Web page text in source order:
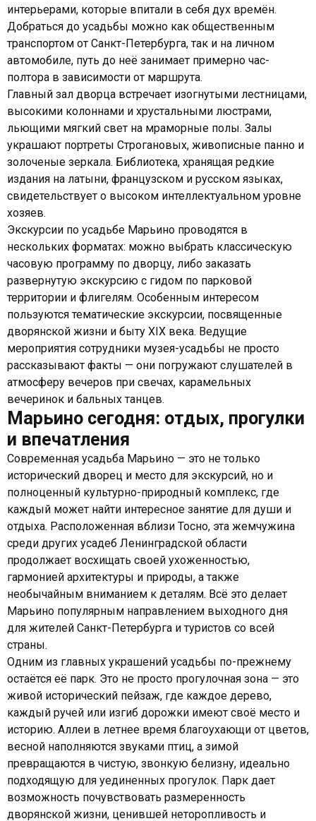
интерьерами, которые впитали в себя дух времён.
Добраться до усадьбы можно как общественным
транспортом от Санкт-Петербурга, так и на личном
автомобиле, путь до неё занимает примерно час-
полтора в зависимости от маршрута.
Главный зал дворца встречает изогнутыми лестницами,
высокими колоннами и хрустальными люстрами,
льющими мягкий свет на мраморные полы. Залы
украшают портреты Строгановых, живописные панно и
золоченые зеркала. Библиотека, хранящая редкие
издания на латыни, французском и русском языках,
свидетельствует о высоком интеллектуальном уровне
хозяев.
Экскурсии по усадьбе Марьино проводятся в
нескольких форматах: можно выбрать классическую
часовую программу по дворцу, либо заказать
развернутую экскурсию с гидом по парковой
территории и флигелям. Особенным интересом
пользуются тематические экскурсии, посвященные
дворянской жизни и быту XIX века. Ведущие
мероприятия сотрудники музея-усадьбы не просто
рассказывают факты — они погружают слушателей в
атмосферу вечеров при свечах, карамельных
вечеринок и бальных танцев.
Марьино сегодня: отдых, прогулки
и впечатления
Современная усадьба Марьино — это не только
исторический дворец и место для экскурсий, но и
полноценный культурно-природный комплекс, где
каждый может найти интересное занятие для души и
отдыха. Расположенная вблизи Тосно, эта жемчужина
среди других усадеб Ленинградской области
продолжает восхищать своей ухоженностью,
гармонией архитектуры и природы, а также
необычайным вниманием к деталям. Всё это делает
Марьино популярным направлением выходного дня
для жителей Санкт-Петербурга и туристов со всей
страны.
Одним из главных украшений усадьбы по-прежнему
остаётся её парк. Это не просто прогулочная зона — это
живой исторический пейзаж, где каждое дерево,
каждый ручей или изгиб дорожки имеют своё место и
историю. Аллеи в летнее время благоухающи от цветов,
весной наполняются звуками птиц, а зимой
превращаются в чистую, звонкую белизну, идеально
подходящую для уединенных прогулок. Парк дает
возможность почувствовать размеренность
дворянской жизни, ценившей неторопливость и